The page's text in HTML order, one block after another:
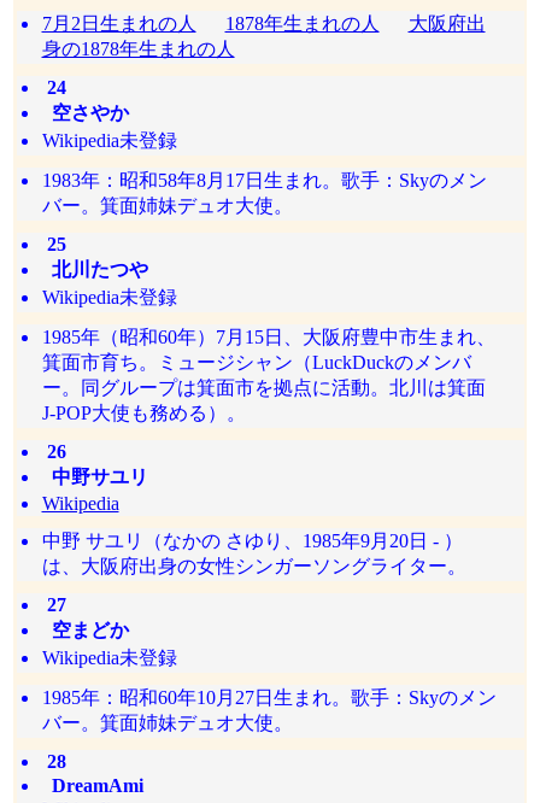
7月2日生まれの人 1878年生まれの人
大阪府出
身の1878年生まれの人
24
空さやか
Wikipedia未登録
1983年：昭和58年8月17日生まれ。歌手：Skyのメン
バー。箕面姉妹デュオ大使。
25
北川たつや
Wikipedia未登録
1985年（昭和60年）7月15日、大阪府豊中市生まれ、
箕面市育ち。ミュージシャン（LuckDuckのメンバ
ー。同グループは箕面市を拠点に活動。北川は箕面
J-POP大使も務める）。
26
中野サユリ
Wikipedia
中野 サユリ（なかの さゆり、1985年9月20日 - ）
は、大阪府出身の女性シンガーソングライター。
27
空まどか
Wikipedia未登録
1985年：昭和60年10月27日生まれ。歌手：Skyのメン
バー。箕面姉妹デュオ大使。
28
DreamAmi